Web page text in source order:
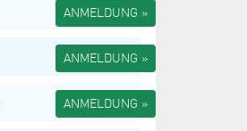
ANMELDUNG »
ANMELDUNG »
ANMELDUNG »